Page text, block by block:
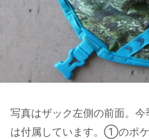
写真はザック左側の前面。
は付属しています。①のポ